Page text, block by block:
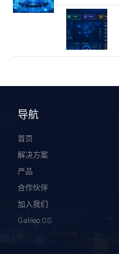
导航
首页
解决方案
产品
合作伙伴
加入我们
Galileo OS